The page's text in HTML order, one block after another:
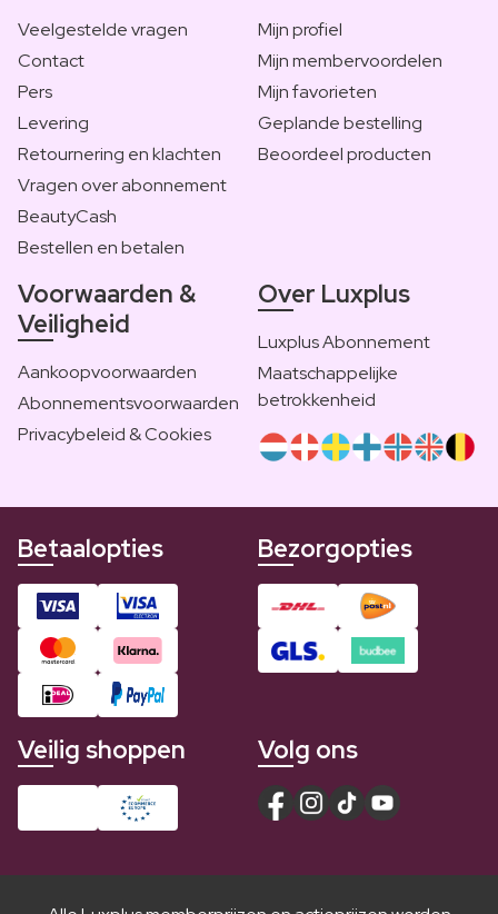
Veelgestelde vragen
Contact
Pers
Levering
Retournering en klachten
Vragen over abonnement
BeautyCash
Bestellen en betalen
Mijn profiel
Mijn membervoordelen
Mijn favorieten
Geplande bestelling
Beoordeel producten
Voorwaarden &
Veiligheid
Aankoopvoorwaarden
Abonnementsvoorwaarden
Privacybeleid & Cookies
Over Luxplus
Luxplus Abonnement
Maatschappelijke
betrokkenheid
Betaalopties Bezorgopties
Veilig shoppen Volg ons